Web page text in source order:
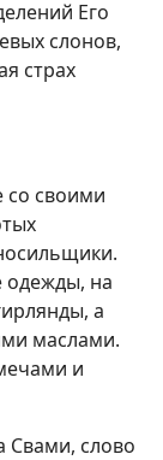
Его
слонов,
страх
со своими
на
а
маслами.
и
слово